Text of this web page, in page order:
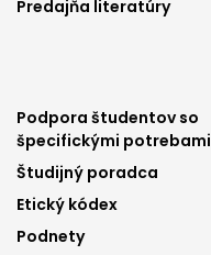
Predajňa literatúry
Footer
menu
3
Podpora študentov so
špecifickými potrebami
Študijný poradca
Etický kódex
Podnety